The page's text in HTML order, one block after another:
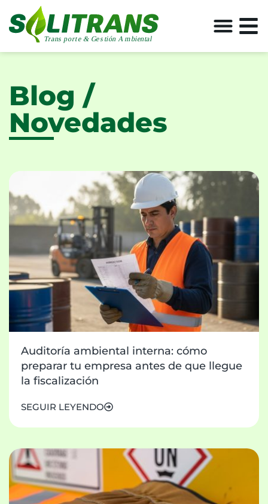
Blog /
Novedades
Auditoría ambiental interna: cómo
preparar tu empresa antes de que llegue
la fiscalización
SEGUIR LEYENDO